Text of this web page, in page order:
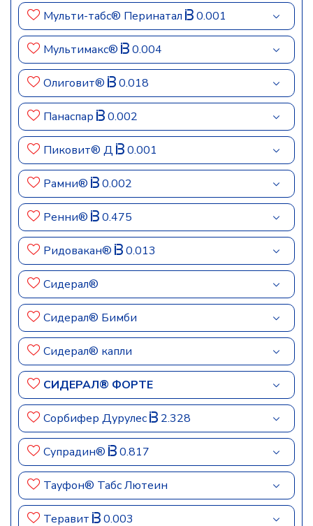
Мульти-табс® Перинатал 0.001
Мультимакс® 0.004
Олиговит® 0.018
Панаспар 0.002
Пиковит® Д 0.001
Рамни® 0.002
Ренни® 0.475
Ридовакан® 0.013
Сидерал®
Сидерал® Бимби
Сидерал® капли
СИДЕРАЛ® ФОРТЕ
Сорбифер Дурулес 2.328
Супрадин® 0.817
Тауфон® Табс Лютеин
Теравит 0.003